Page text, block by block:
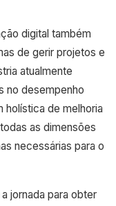
digital também
de gerir projetos e
atualmente
no desempenho
holística de melhoria
as dimensões
necessárias para o
jornada para obter